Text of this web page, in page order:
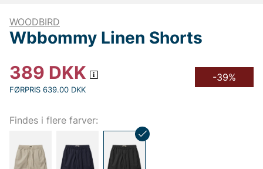
WOODBIRD
Wbbommy Linen Shorts
389 DKK
FØRPRIS 639.00 DKK
-39%
Findes i flere farver: